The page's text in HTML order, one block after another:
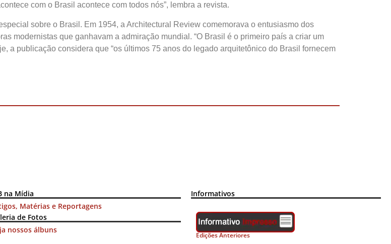
com o Brasil acontece com todos nós”, lembra a revista.
sobre o Brasil. Em 1954, a Architectural Review comemorava o entusiasmo dos
modernistas que ganhavam a admiração mundial. “O Brasil é o primeiro país a criar um
a publicação considera que “os últimos 75 anos do legado arquitetônico do Brasil fornecem
na Mídia
Matérias e Reportagens
de Fotos
nossos álbuns
Informativos
Edições Anteriores